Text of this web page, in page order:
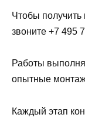
Чтобы получить
звоните +7 495
Работы
опытные
Каждый этап